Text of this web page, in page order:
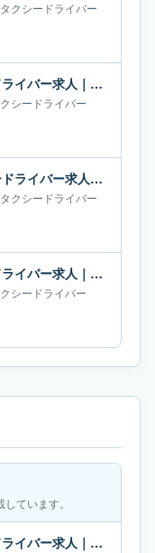
タクシードライバー
東都城南交通株式会社のタクシードライバー求人｜東京都江東区｜月給40万-64万円
シードライバー
日豊光タクシー株式会社のタクシードライバー求人｜大分県大分市｜月給36万-68万円
タクシードライバー
蒲原タクシー株式会社のタクシードライバー求人｜長崎県長崎市
シードライバー
ています。
東鉄タクシー株式会社のタクシードライバー求人｜岐阜県多治見市｜月給61万円